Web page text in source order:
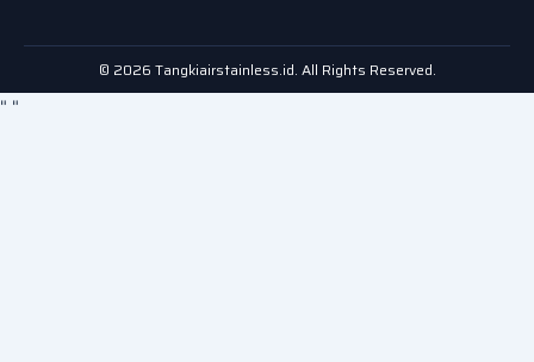
© 2026 Tangkiairstainless.id. All Rights Reserved.
" "